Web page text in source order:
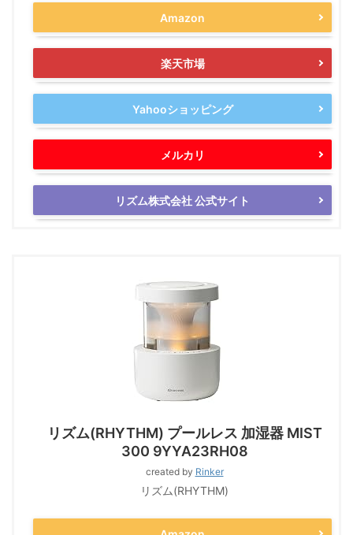
Amazon
楽天市場
Yahooショッピング
メルカリ
リズム株式会社 公式サイト
リズム(RHYTHM) プールレス 加湿器 MIST
300 9YYA23RH08
created by Rinker
リズム(RHYTHM)